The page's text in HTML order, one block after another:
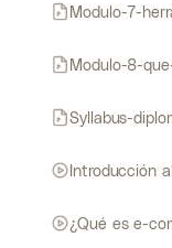
Modulo-7-
Modulo-8-que-
Syllabus-
Introducción al
¿Qué es e-